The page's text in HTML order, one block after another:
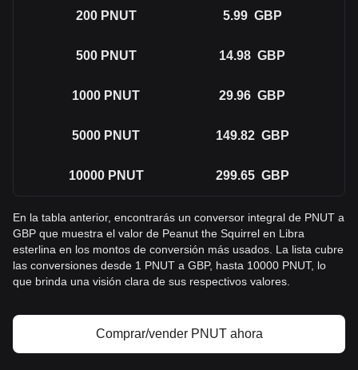
200 PNUT 5.99 GBP
500 PNUT 14.98 GBP
1000 PNUT 29.96 GBP
5000 PNUT 149.82 GBP
10000 PNUT 299.65 GBP
En la tabla anterior, encontrarás un conversor integral de PNUT a
GBP que muestra el valor de Peanut the Squirrel en Libra
esterlina en los montos de conversión más usados. La lista cubre
las conversiones desde 1 PNUT a GBP, hasta 10000 PNUT, lo
que brinda una visión clara de sus respectivos valores.
Comprar/vender PNUT ahora